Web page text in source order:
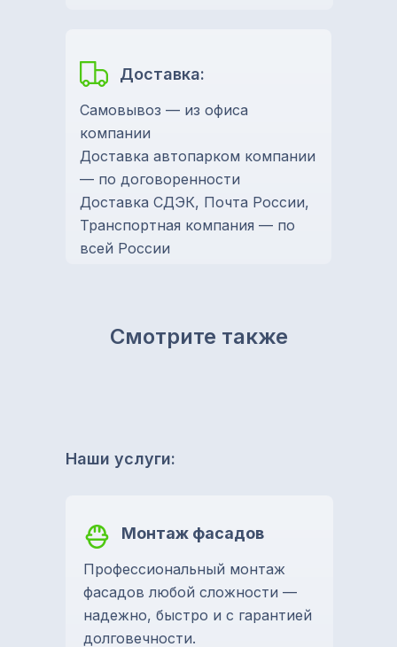
Доставка:
Самовывоз — из офиса
компании
Доставка автопарком компании
— по договоренности
Доставка СДЭК, Почта России,
Транспортная компания — по
всей России
Смотрите также
Монтаж фасадов
Профессиональный монтаж
фасадов любой сложности —
надежно, быстро и с гарантией
долговечности.
Наши услуги: